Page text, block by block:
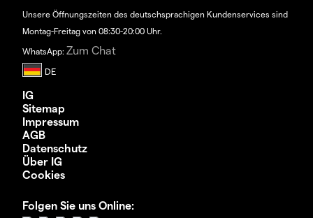
Unsere Öffnungszeiten des deutschsprachigen Kundenservices sind
Montag-Freitag von 08:30-20:00 Uhr.
WhatsApp: Zum Chat
IG
Sitemap
Impressum
AGB
Datenschutz
Über IG
Cookies
Folgen Sie uns Online: